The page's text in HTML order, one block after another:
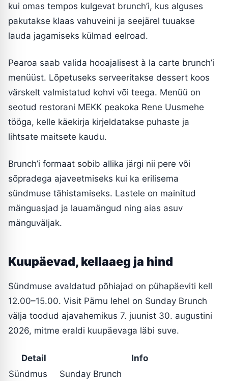
kui omas tempos kulgevat brunch’i, kus alguses
pakutakse klaas vahuveini ja seejärel tuuakse
lauda jagamiseks külmad eelroad.
Pearoa saab valida hooajalisest à la carte brunch’i
menüüst. Lõpetuseks serveeritakse dessert koos
värskelt valmistatud kohvi või teega. Menüü on
seotud restorani MEKK peakoka Rene Uusmehe
tööga, kelle käekirja kirjeldatakse puhaste ja
lihtsate maitsete kaudu.
Brunch’i formaat sobib allika järgi nii pere või
sõpradega ajaveetmiseks kui ka erilisema
sündmuse tähistamiseks. Lastele on mainitud
mänguasjad ja lauamängud ning aias asuv
mänguväljak.
Kuupäevad, kellaaeg ja hind
Sündmuse avaldatud põhiajad on pühapäeviti kell
12.00–15.00. Visit Pärnu lehel on Sunday Brunch
välja toodud ajavahemikus 7. juunist 30. augustini
2026, mitme eraldi kuupäevaga läbi suve.
Detail
Info
Sündmus
Sunday Brunch